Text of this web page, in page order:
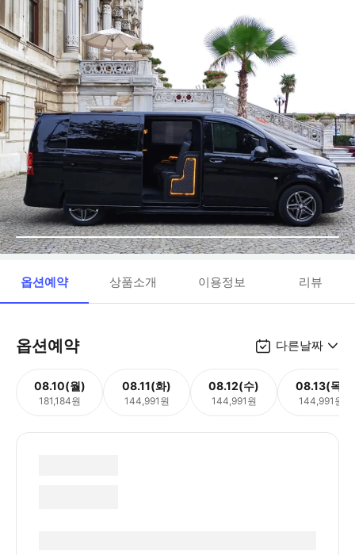
옵션예약 상품소개 이용정보 리뷰
옵션예약 다른날짜
08.10(월)
181,184원
08.11(화)
144,991원
08.12(수)
144,991원
08.13(목)
144,991원